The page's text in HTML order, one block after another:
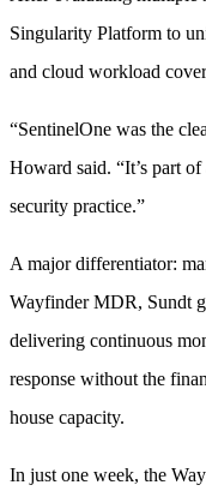
Singularity Platform to
and cloud workload
“SentinelOne was the
Howard said. “It’s part
security practice.”
A major differentiator:
Wayfinder MDR, Sundt
delivering continuous
response without the
house capacity.
In just one week, the